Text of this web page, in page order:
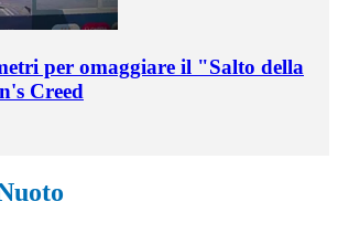
per omaggiare il "Salto della
Creed